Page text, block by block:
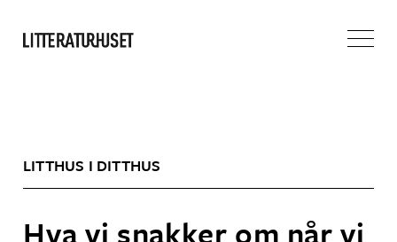
LITTHUS I DITTHUS
Hva vi snakker om når vi